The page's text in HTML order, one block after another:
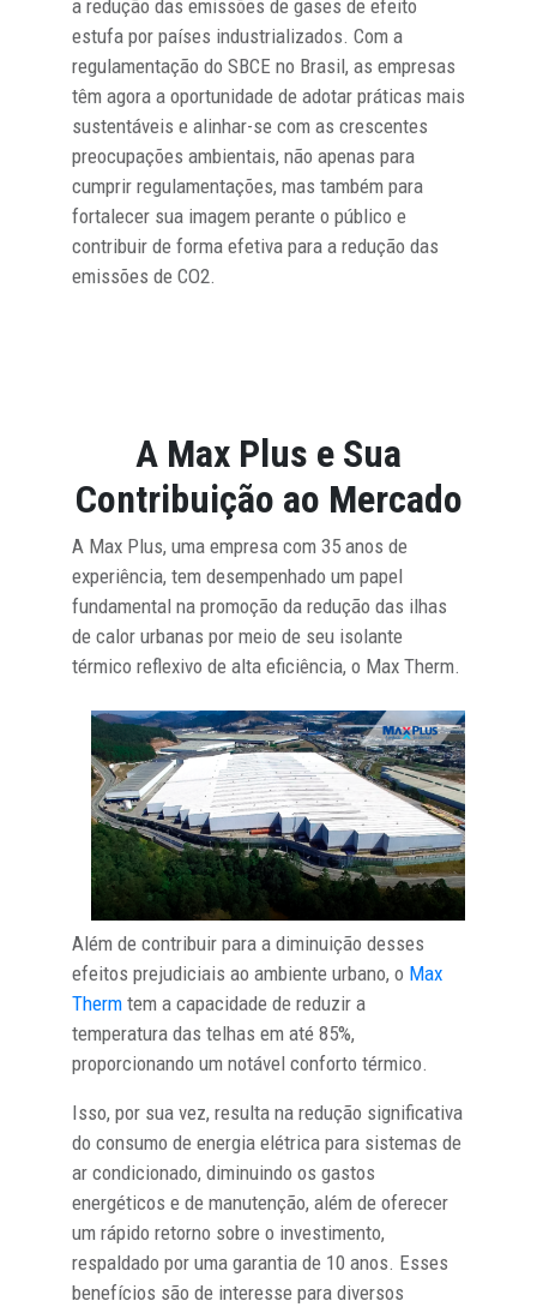
a redução das emissões de gases de efeito
estufa por países industrializados. Com a
regulamentação do SBCE no Brasil, as empresas
têm agora a oportunidade de adotar práticas mais
sustentáveis e alinhar-se com as crescentes
preocupações ambientais, não apenas para
cumprir regulamentações, mas também para
fortalecer sua imagem perante o público e
contribuir de forma efetiva para a redução das
emissões de CO2.
A Max Plus e Sua
Contribuição ao Mercado
A Max Plus, uma empresa com 35 anos de
experiência, tem desempenhado um papel
fundamental na promoção da redução das ilhas
de calor urbanas por meio de seu isolante
térmico reflexivo de alta eficiência, o Max Therm.
Além de contribuir para a diminuição desses
efeitos prejudiciais ao ambiente urbano, o Max
Therm tem a capacidade de reduzir a
temperatura das telhas em até 85%,
proporcionando um notável conforto térmico.
Isso, por sua vez, resulta na redução significativa
do consumo de energia elétrica para sistemas de
ar condicionado, diminuindo os gastos
energéticos e de manutenção, além de oferecer
um rápido retorno sobre o investimento,
respaldado por uma garantia de 10 anos. Esses
benefícios são de interesse para diversos